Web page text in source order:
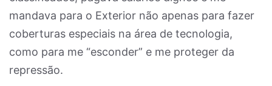
mandava para o Exterior não apenas para fazer
coberturas especiais na área de tecnologia,
como para me “esconder” e me proteger da
repressão.